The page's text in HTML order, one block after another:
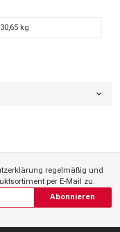
kg
regelmäßig und
per E-Mail zu.
Abonnieren